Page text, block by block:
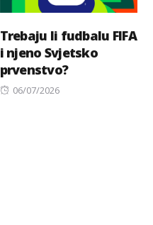
Trebaju li fudbalu FIFA
i njeno Svjetsko
prvenstvo?
Posted
06/07/2026